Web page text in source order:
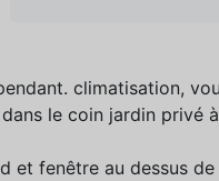
climatisation,
le coin jardin privé
et fenêtre au dessus